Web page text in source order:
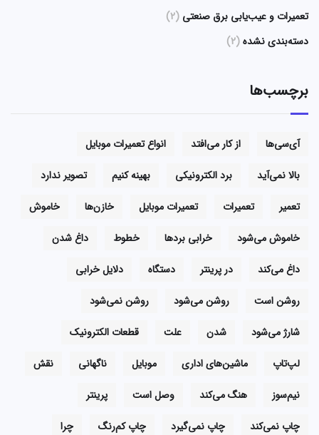
تعمیرات و عیب‌یابی برق صنعتی (2)
دسته‌بندی نشده(2)
برچسب‌ها
آی‌سی‌ها از کار می‌افتد
انواع تعمیرات موبایل
بالا نمی‌آید
برد الکترونیکی بهینه کنیم
تصویر ندارد
تعمیر
تعمیرات تعمیرات موبایل خازن‌ها
خاموش
خاموش می‌شود
خرابی بردها خطوط
داغ شدن
داغ می‌کند
در پرینتر دستگاه
دلایل خرابی
روشن است
روشن می‌شود
روشن نمی‌شود
شارژ می‌شود
شدن علت
قطعات الکترونیک
لپ‌تاپ
ماشین‌های اداری موبایل ناگهانی
نقش
نیم‌سوز
هنگ می‌کند وصل است
پرینتر
چاپ نمی‌کند
چاپ نمی‌گیرد چاپ کم‌رنگ
چرا